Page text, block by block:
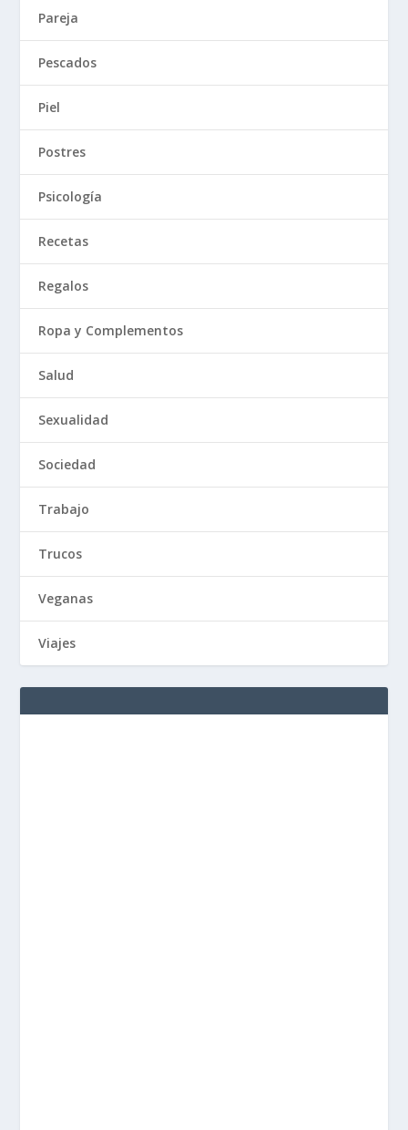
Pareja
Pescados
Piel
Postres
Psicología
Recetas
Regalos
Ropa y Complementos
Salud
Sexualidad
Sociedad
Trabajo
Trucos
Veganas
Viajes